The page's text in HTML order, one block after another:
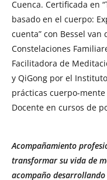
Cuenca. Certificada en
basado en el cuerpo:
cuenta” con Bessel
Constelaciones
Facilitadora de
y QiGong por el
prácticas cuerpo-
Docente en cursos de
Acompañamiento
transformar su vida de
acompaño